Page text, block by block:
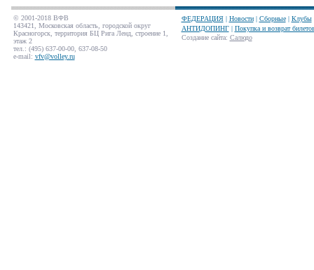
© 2001-2018 ВФВ
143421, Московская область, городской округ
Красногорск, территория БЦ Рига Ленд, строение 1,
этаж 2
тел.: (495) 637-00-00, 637-08-50
e-mail: vfv@volley.ru
ФЕДЕРАЦИЯ| Новости| Сборные| Клубы
АНТИДОПИНГ| Покупка и возврат
Создание сайта: Салюдо